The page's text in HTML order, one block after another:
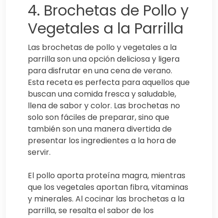
4. Brochetas de Pollo y
Vegetales a la Parrilla
Las brochetas de pollo y vegetales a la
parrilla son una opción deliciosa y ligera
para disfrutar en una cena de verano.
Esta receta es perfecta para aquellos que
buscan una comida fresca y saludable,
llena de sabor y color. Las brochetas no
solo son fáciles de preparar, sino que
también son una manera divertida de
presentar los ingredientes a la hora de
servir.
El pollo aporta proteína magra, mientras
que los vegetales aportan fibra, vitaminas
y minerales. Al cocinar las brochetas a la
parrilla, se resalta el sabor de los